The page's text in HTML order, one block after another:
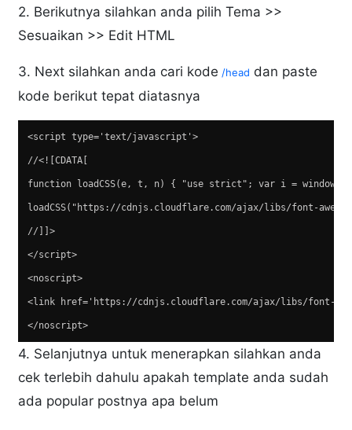
2. Berikutnya silahkan anda pilih Tema >>
Sesuaikan >> Edit HTML
3. Next silahkan anda cari kode /head dan paste
kode berikut tepat diatasnya
<script type='text/javascript'>
//<![CDATA[
function loadCSS(e, t, n) { "use strict"; var i =
loadCSS("https://cdnjs.cloudflare.com/ajax/libs/font-
//]]>
</script>
<noscript>
<link href='https://cdnjs.cloudflare.com/ajax/libs/font-
</noscript>
4. Selanjutnya untuk menerapkan silahkan anda
cek terlebih dahulu apakah template anda sudah
ada popular postnya apa belum